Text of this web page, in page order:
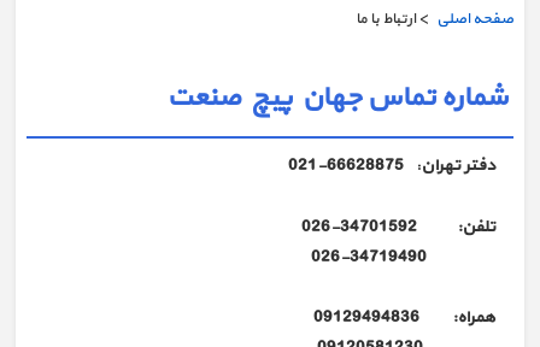
صفحه اصلی > ارتباط با ما
شماره تماس جهان پیچ صنعت
دفتر تهران:
66628875-021
تلفن: 34701592-026
همراه: 09129494836